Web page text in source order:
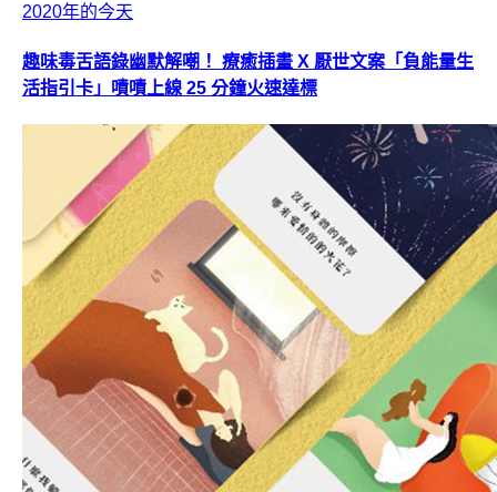
2020年的今天
趣味毒舌語錄幽默解嘲！ 療癒插畫 X 厭世文案「負能量生
活指引卡」嘖嘖上線 25 分鐘火速達標